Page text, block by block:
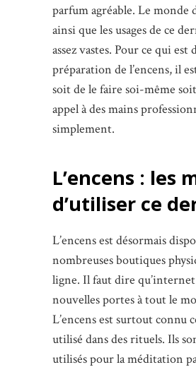
parfum agréable. Le monde
ainsi que les usages de ce
assez vastes. Pour ce qui est
préparation de l’encens, il
soit de le faire soi-même
appel à des mains
simplement.
L’encens : les
d’utiliser ce
L’encens est désormais
nombreuses boutiques
ligne. Il faut dire
nouvelles portes à tout le
L’encens est surtout connu
utilisé dans des rituels. Ils
utilisés pour la méditation